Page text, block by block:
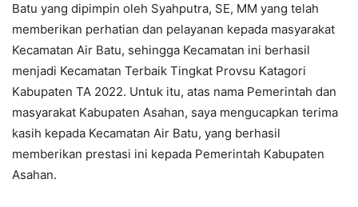
Batu yang dipimpin oleh Syahputra, SE, MM yang telah
memberikan perhatian dan pelayanan kepada masyarakat
Kecamatan Air Batu, sehingga Kecamatan ini berhasil
menjadi Kecamatan Terbaik Tingkat Provsu Katagori
Kabupaten TA 2022. Untuk itu, atas nama Pemerintah dan
masyarakat Kabupaten Asahan, saya mengucapkan terima
kasih kepada Kecamatan Air Batu, yang berhasil
memberikan prestasi ini kepada Pemerintah Kabupaten
Asahan.